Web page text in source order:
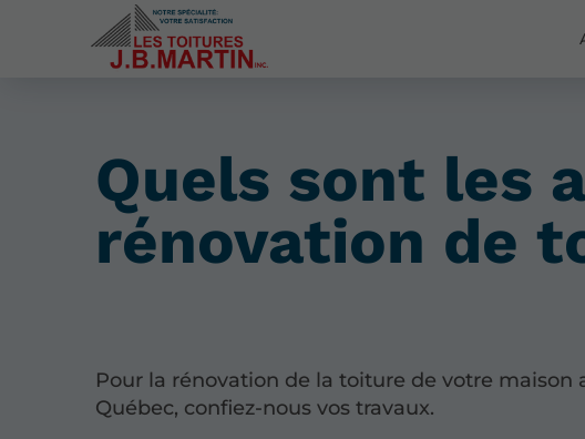
Quels sont les
rénovation de
Pour la rénovation de la toiture de votre maison
Québec, confiez-nous vos travaux.